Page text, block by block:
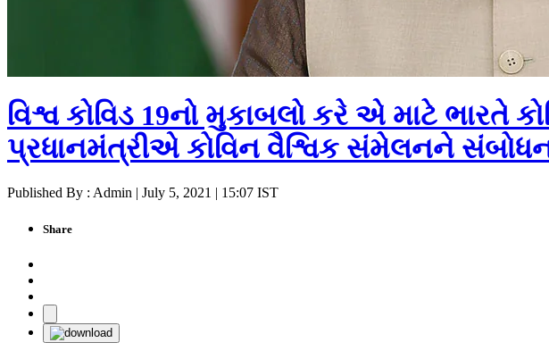
વિશ્વ કોવિડ 19નો મુકાબલો કરે એ માટે ભારતે
પ્રધાનમંત્રીએ કોવિન વૈશ્વિક સંમેલનને
Published By : Admin | July 5, 2021 | 15:07 IST
Share